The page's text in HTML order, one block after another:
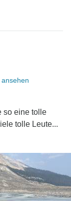
so eine tolle
tolle Leute...